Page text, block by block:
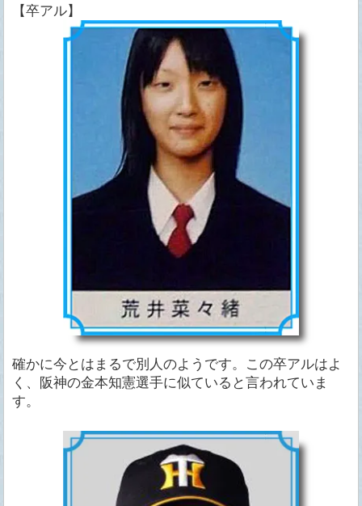
【卒アル】
確かに今とはまるで別人のようです。この卒アルはよ
く、阪神の金本知憲選手に似ていると言われていま
す。